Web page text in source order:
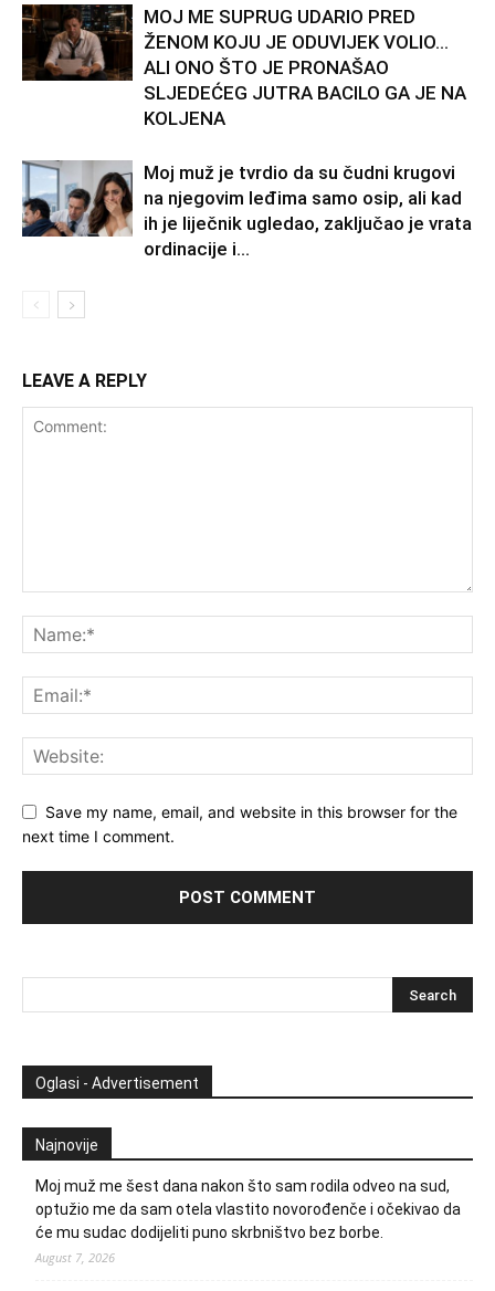
MOJ ME SUPRUG UDARIO PRED
ŽENOM KOJU JE ODUVIJEK VOLIO…
ALI ONO ŠTO JE PRONAŠAO
SLJEDEĆEG JUTRA BACILO GA JE NA
KOLJENA
Moj muž je tvrdio da su čudni krugovi
na njegovim leđima samo osip, ali kad
ih je liječnik ugledao, zaključao je vrata
ordinacije i...
LEAVE A REPLY
Save my name, email, and website in this browser for the
next time I comment.
Oglasi - Advertisement
Najnovije
Moj muž me šest dana nakon što sam rodila odveo na sud,
optužio me da sam otela vlastito novorođenče i očekivao da
će mu sudac dodijeliti puno skrbništvo bez borbe.
August 7, 2026